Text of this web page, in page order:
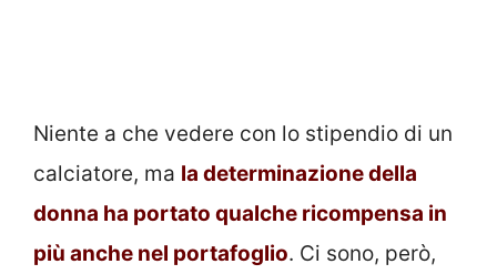
Niente a che vedere con lo stipendio di un
calciatore, ma la determinazione della
donna ha portato qualche ricompensa in
più anche nel portafoglio. Ci sono, però,